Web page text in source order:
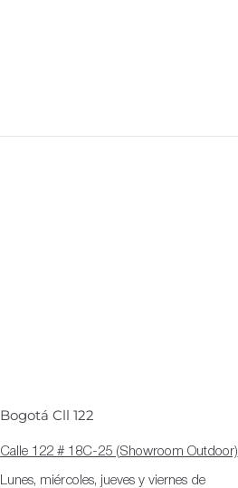
Bogotá Cll 122
Calle 122 # 18C-25 (Showroom Outdoor)
Lunes, miércoles, jueves y viernes de